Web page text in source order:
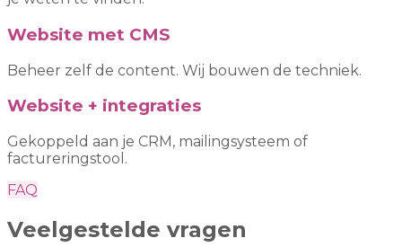
Website met CMS
Beheer zelf de content. Wij bouwen de techniek.
Website + integraties
Gekoppeld aan je CRM, mailingsysteem of
factureringstool.
FAQ
Veelgestelde vragen